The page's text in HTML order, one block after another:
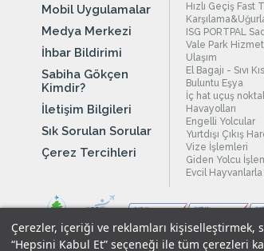
Çerezler, içeriği ve reklamları
“Hepsini Kabul Et” seçeneği ile tüm çerezleri
Mobil Uygulamalar
Medya Merkezi
İhbar Bildirimi
Sabiha Gökçen
Kimdir?
İletişim Bilgileri
Sık Sorulan Sorular
Çerez Tercihleri
Hızlı Geçiş Fast
ISG PORTPAL
Vale Park
Ulaşım
El Bagajı - Sıvı
Buluntu Eşya
İç hat uçuş
Havayolları
Engelli Yolcular
Yurtdışı Çıkış
Vize İşlemleri
Giden Yolcu
Evcil